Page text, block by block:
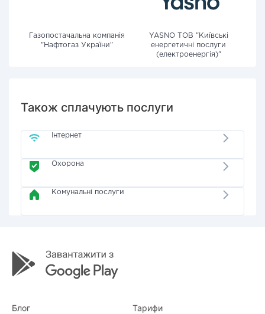
Газопостачальна компанія
"Нафтогаз України"
YASNO ТОВ "Київські
енергетичні послуги
(електроенергія)"
Також сплачують послуги
Інтернет
Охорона
Комунальні послуги
Блог Тарифи